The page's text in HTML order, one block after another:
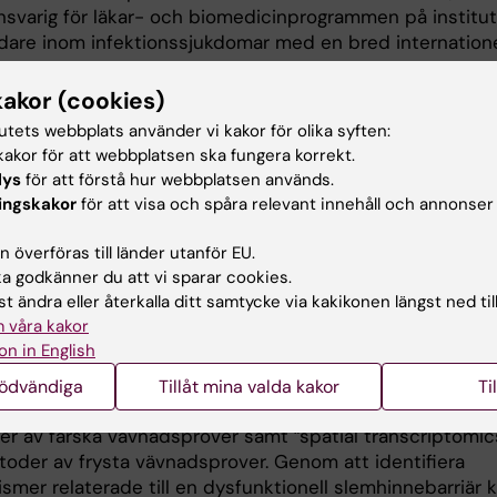
för läkar- och biomedicinprogrammen på
inom infektionssjukdomar med en bred
könshormoner och vissa hormonella
för sexuellt överförbara infektioner. Dessa samband
studier från olika befolkningsgrupper och
världen. De molekylära mekanismerna bakom den
mindre kända. För att studera underliggande
vi in och analyserar genitala slemhinneprov från
mikrobiomsekvensering, transkriptom- och
immuncellspopulationer. Våra metoder inkluderar
av färska vävnadsprover samt ”spatial
av frysta vävnadsprover. Genom att identifiera
relaterade till en dysfunktionell slemhinnebarriär
(cookies)
webbplats använder vi kakor för olika syften:
för att webbplatsen ska fungera korrekt.
för att förstå hur webbplatsen används.
för att visa och spåra relevant innehåll och
överföras till länder utanför EU.
godkänner du att vi sparar cookies.
ändra eller återkalla ditt samtycke via kakikonen längst ned
våra kakor
in English
Tillåt mina valda kakor